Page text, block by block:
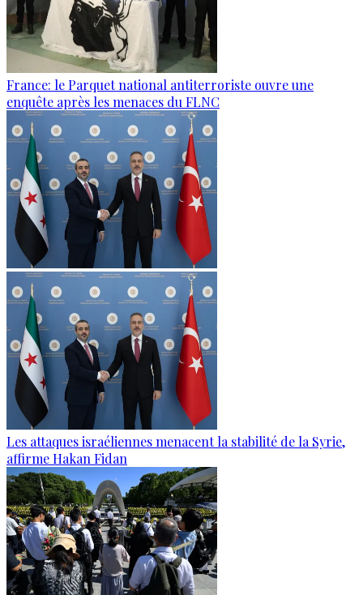
France: le Parquet national antiterroriste ouvre une
enquête après les menaces du FLNC
Les attaques israéliennes menacent la stabilité de la Syrie,
affirme Hakan Fidan